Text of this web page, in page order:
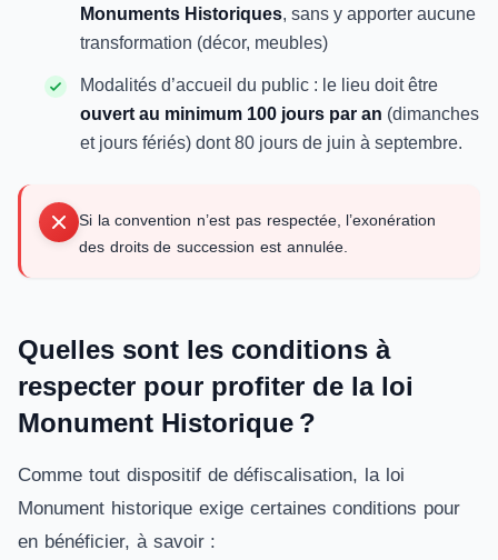
Monuments Historiques, sans y apporter aucune
transformation (décor, meubles)
Modalités d’accueil du public : le lieu doit être
ouvert au minimum 100 jours par an (dimanches
et jours fériés) dont 80 jours de juin à septembre.
Si la convention n’est pas respectée, l’exonération
des droits de succession est annulée.
Quelles sont les conditions à
respecter pour profiter de la loi
Monument Historique ?
Comme tout dispositif de défiscalisation, la loi
Monument historique exige certaines conditions pour
en bénéficier, à savoir :